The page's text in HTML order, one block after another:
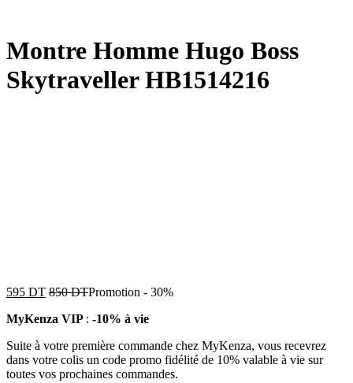
Montre Homme Hugo Boss
Skytraveller HB1514216
595 DT 850DTPromotion - 30%
MyKenza VIP : -10% à vie
Suite à votre première commande chez MyKenza, vous recevrez
dans votre colis un code promo fidélité de 10% valable à vie sur
toutes vos prochaines commandes.